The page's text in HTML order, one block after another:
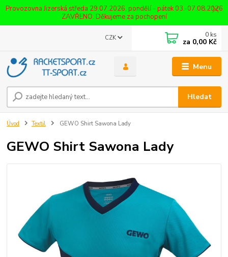
Provozovna Jizerská středa 29.07.2026, pondělí - pátek 03.-07.08.2026
ZAVŘENO. Děkujeme za pochopení
Menu
CZK
Hledat
0 ks
za 0,00 Kč
Úvod Textil GEWO Shirt Sawona Lady
GEWO Shirt Sawona Lady